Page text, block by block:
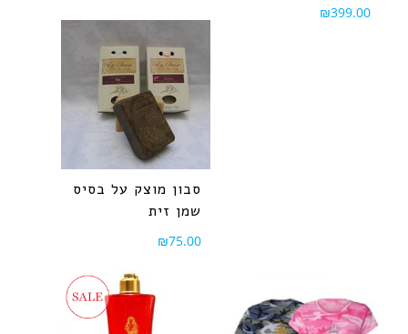
₪399.00
סבון מוצק על בסיס
שמן זית
₪75.00